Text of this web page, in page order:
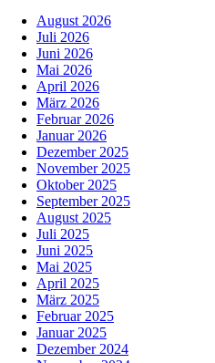
August 2026
Juli 2026
Juni 2026
Mai 2026
April 2026
März 2026
Februar 2026
Januar 2026
Dezember 2025
November 2025
Oktober 2025
September 2025
August 2025
Juli 2025
Juni 2025
Mai 2025
April 2025
März 2025
Februar 2025
Januar 2025
Dezember 2024